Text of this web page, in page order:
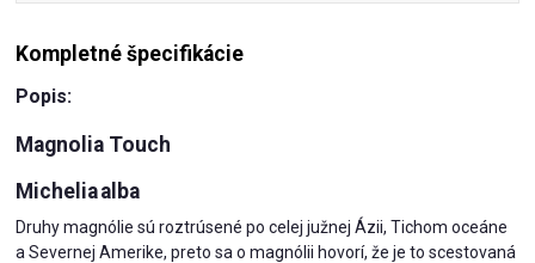
Kompletné špecifikácie
Popis:
Magnolia Touch
Michelia alba
Druhy magnólie sú roztrúsené po celej južnej Ázii, Tichom oceáne
a Severnej Amerike, preto sa o magnólii hovorí, že je to scestovaná